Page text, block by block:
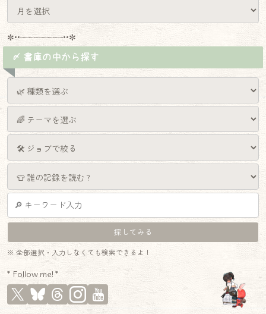
✼••┈┈┈┈┈┈┈┈┈••✼
〆 書庫の中から探す
※ 全部選択・入力しなくても検索できるよ！
* Follow me! *